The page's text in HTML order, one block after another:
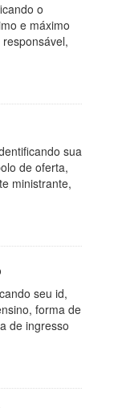
o
e máximo
sua
de oferta,
ministrante,
seu id,
forma de
de ingresso